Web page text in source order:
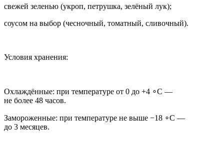
свежей зеленью (укроп, петрушка, зелёный лук);
соусом на выбор (чесночный, томатный, сливочный).
Условия хранения:
Охлаждённые: при температуре от 0 до +4 ∘C —
не более 48 часов.
Замороженные: при температуре не выше −18 ∘C —
до 3 месяцев.